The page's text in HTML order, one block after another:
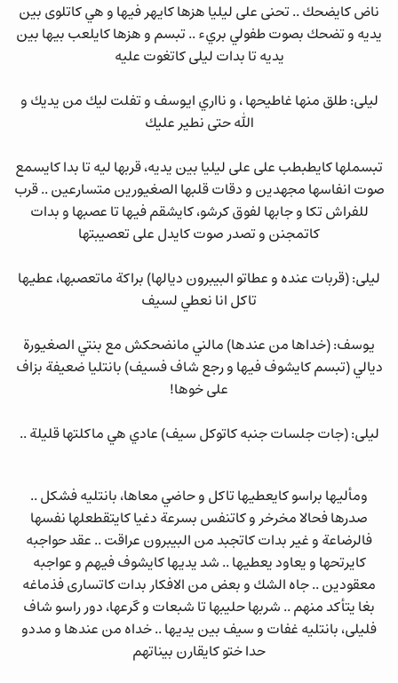
ناض كايضحك .. تحنى على ليليا هزها كايهر فيها و هي كاتلوى بين
يديه و تضحك بصوت طفولي بريء .. تبسم و هزها كايلعب بيها بين
يديه تا بدات ليلى كاتغوت عليه
ليلى: طلق منها غاطيحها ، و نااري ايوسف و تفلت ليك من يديك و
الله حتى نطير عليك
تبسملها كايطبطب على على ليليا بين يديه، قربها ليه تا بدا كايسمع
صوت انفاسها مجهدين و دقات قلبها الصغيورين متسارعين .. قرب
للفراش تكا و جابها لفوق كرشو، كايشقم فيها تا عصبها و بدات
كاتمجنن و تصدر صوت كايدل على تعصيبتها
ليلى: (قربات عنده و عطاتو البيبرون ديالها) براكة ماتعصبها، عطيها
تاكل انا نعطي لسيف
يوسف: (خداها من عندها) مالني مانضحكش مع بنتي الصغيورة
ديالي (تبسم كايشوف فيها و رجع شاف فسيف) بانتليا ضعيفة بزاف
على خوها!
ليلى: (جات جلسات جنبه كاتوكل سيف) عادي هي ماكلتها قليلة ..
ومأليها براسو كايعطيها تاكل و حاضي معاها، بانتليه فشكل ..
صدرها فحالا مخرخر و كاتنفس بسرعة دغيا كايتقطعلها نفسها
فالرضاعة و غير بدات كاتجبد من البيبرون عراقت .. عقد حواجبه
كايرتحها و يعاود يعطيها .. شد يديها كايشوف فيهم و عواجبه
معقودين .. جاه الشك و بعض من الافكار بدات كاتسارى فذماغه
بغا يتأكد منهم .. شربها حليبها تا شبعات و گرعها، دور راسو شاف
فليلى، بانتليه غفات و سيف بين يديها .. خداه من عندها و مددو
حدا ختو كايقارن بيناتهم